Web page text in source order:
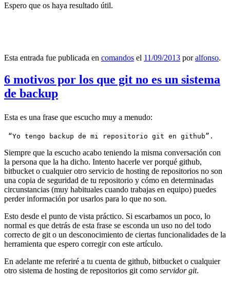
Espero que os haya resultado útil.
Esta entrada fue publicada en comandos el 11/09/2013 poralfonso.
6 motivos por los que git no es un sistema
de backup
Esta es una frase que escucho muy a menudo:
“Yo tengo backup de mi repositorio git en github”.
Siempre que la escucho acabo teniendo la misma conversación con
la persona que la ha dicho. Intento hacerle ver porqué github,
bitbucket o cualquier otro servicio de hosting de repositorios no son
una copia de seguridad de tu repositorio y cómo en determinadas
circunstancias (muy habituales cuando trabajas en equipo) puedes
perder información por usarlos para lo que no son.
Esto desde el punto de vista práctico. Si escarbamos un poco, lo
normal es que detrás de esta frase se esconda un uso no del todo
correcto de git o un desconocimiento de ciertas funcionalidades de la
herramienta que espero corregir con este artículo.
En adelante me referiré a tu cuenta de github, bitbucket o cualquier
otro sistema de hosting de repositorios git como servidor git.